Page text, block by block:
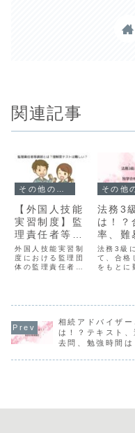
関連記事
その他の資格
【外国人技能
実習制度】監
理責任者等講
習とは？理解
度テストって
何？
外国人技能実習制
度における監理団
体の監理責任者等
について詳しくお
伝えします。
法務3
は！？
率、難
勉強方
強時間
法務3級
て、合格
をもとに
ど、法務
体像がわ
になって
相続アドバイザー
は！？テキスト、
去問、勉強時間は